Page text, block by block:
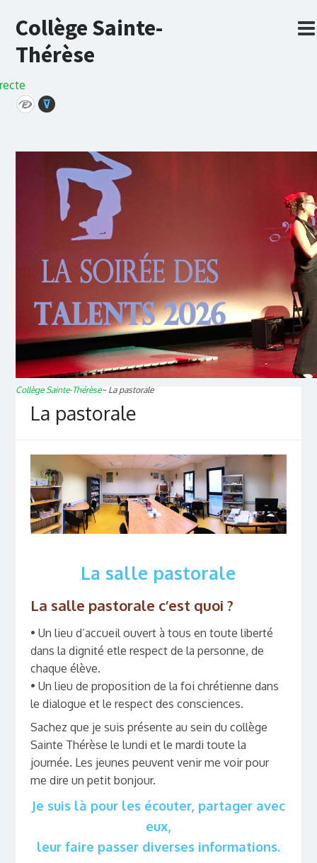
Collège Sainte-
Thérèse
⊽
Collège Sainte-Thérèse~ La pastorale
La pastorale
La salle pastorale
La salle pastorale c’est quoi ?
• Un lieu d’accueil ouvert à tous en toute liberté
dans la dignité etle respect de la personne, de
chaque élève.
• Un lieu de proposition de la foi chrétienne dans
le dialogue et le respect des consciences.
Sachez que je suis présente au sein du collège
Sainte Thérèse le lundi et le mardi toute la
journée. Les jeunes peuvent venir me voir pour
me dire un petit bonjour.
Je suis là pour les écouter, partager avec
eux,
leur faire passer diverses informations.